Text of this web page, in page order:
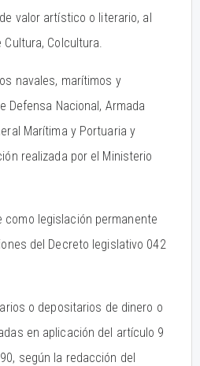
valor artístico o literario, al
Colcultura.
navales, marítimos y
Defensa Nacional, Armada
Marítima y Portuaria y
realizada por el Ministerio
como legislación permanente
del Decreto legislativo 042
o depositarios de dinero o
en aplicación del artículo 9
según la redacción del